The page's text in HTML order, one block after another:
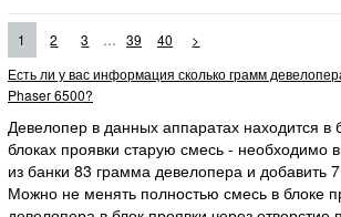
1 2 3 ... 39 40
>
Есть ли у вас информация сколько грамм
Phaser 6500?
Девелопер в данных аппаратах находится в
блоках проявки старую смесь - необходимо
из банки 83 грамма девелопера и добавить
Можно не менять полностью смесь в блоке